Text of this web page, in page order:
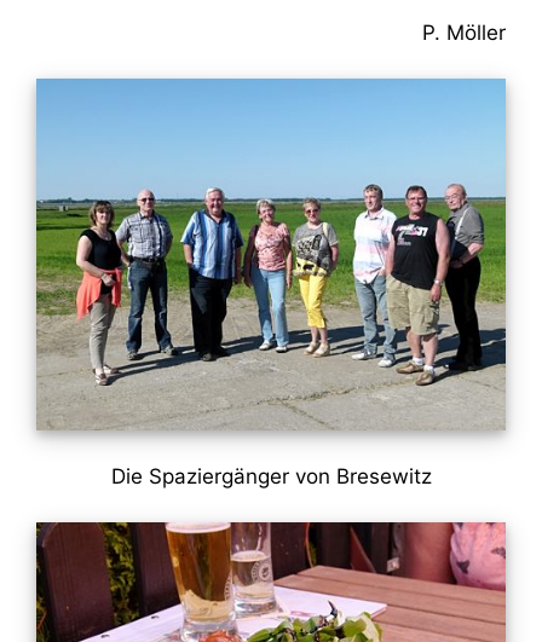
P. Möller
Die Spaziergänger von Bresewitz